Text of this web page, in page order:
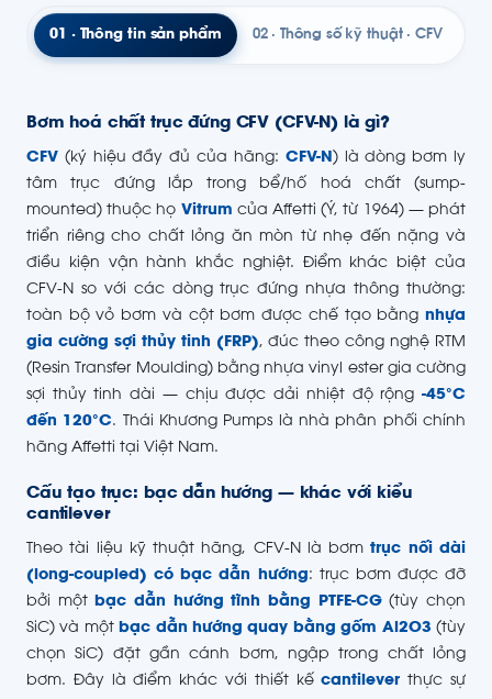
01 · Thông tin sản phẩm 02 · Thông số kỹ thuật · CFV
Bơm hoá chất trục đứng CFV (CFV-N) là gì?
CFV (ký hiệu đầy đủ của hãng: CFV-N) là dòng bơm ly
tâm trục đứng lắp trong bể/hố hoá chất (sump-
mounted) thuộc họ Vitrum của Affetti (Ý, từ 1964) — phát
triển riêng cho chất lỏng ăn mòn từ nhẹ đến nặng và
điều kiện vận hành khắc nghiệt. Điểm khác biệt của
CFV-N so với các dòng trục đứng nhựa thông thường:
toàn bộ vỏ bơm và cột bơm được chế tạo bằng nhựa
gia cường sợi thủy tinh (FRP), đúc theo công nghệ RTM
(Resin Transfer Moulding) bằng nhựa vinyl ester gia cường
sợi thủy tinh dài — chịu được dải nhiệt độ rộng -45°C
đến 120°C. Thái Khương Pumps là nhà phân phối chính
hãng Affetti tại Việt Nam.
Cấu tạo trục: bạc dẫn hướng — khác với kiểu
cantilever
Theo tài liệu kỹ thuật hãng, CFV-N là bơmtrục nối dài
(long-coupled) có bạc dẫn hướng: trục bơm được đỡ
bởi mộtbạc dẫn hướng tĩnh bằng PTFE-CG(tùy chọn
SiC) và mộtbạc dẫn hướng quay bằng gốm Al2O3 (tùy
chọn SiC) đặt gần cánh bơm, ngập trong chất lỏng
bơm. Đây là điểm khác với thiết kếcantilever thực sự